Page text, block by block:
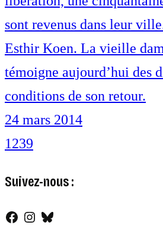
sont revenus dans leur
Esthir Koen. La vieille
témoigne aujourd’hui des
conditions de son retour.
24 mars 2014
1239
Suivez-nous :
Facebook
Instagram
Bluesky